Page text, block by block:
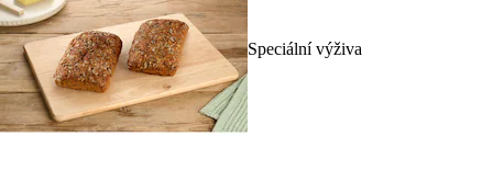
Speciální výživa